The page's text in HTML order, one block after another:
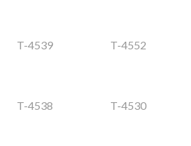
T-4539 T-4552
T-4538 T-4530